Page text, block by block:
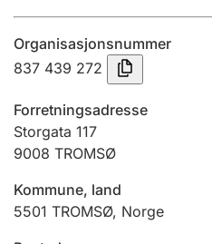
Tinglysing
Jeger
Betaling og jegeravgiftskort
Ektepaktveileder
Organisasjonsnummer
837 439 272
Forretningsadresse
Storgata 117
9008 TROMSØ
Kommune, land
5501 TROMSØ, Norge